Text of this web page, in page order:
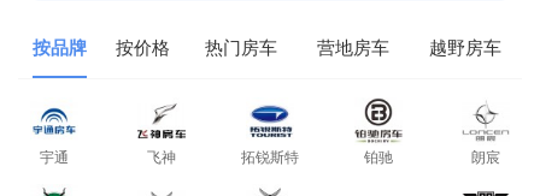
按品牌 按价格 热门房车 营地房车 越野房车
宇通 飞神 拓锐斯特 铂驰 朗宸